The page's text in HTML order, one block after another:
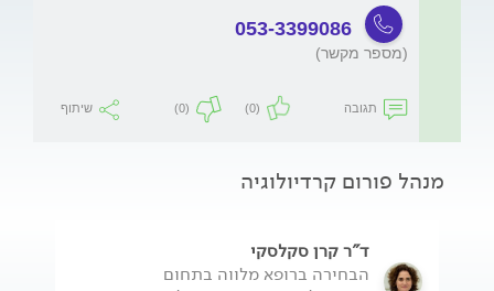
053-3399086
(מספר מקשר)
תגובה (0)
(0) שיתוף
מנהל פורום קרדיולוגיה
ד"ר קרן סקלסקי
הבחירה ברופא מלווה בתחום